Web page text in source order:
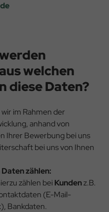
welchen
diese Daten?
im Rahmen der
anhand von
Ihrer Bewerbung bei uns
bei uns von Ihnen
zählen:
zählen bei Kundenz.B.
(E-Mail-
Bankdaten.